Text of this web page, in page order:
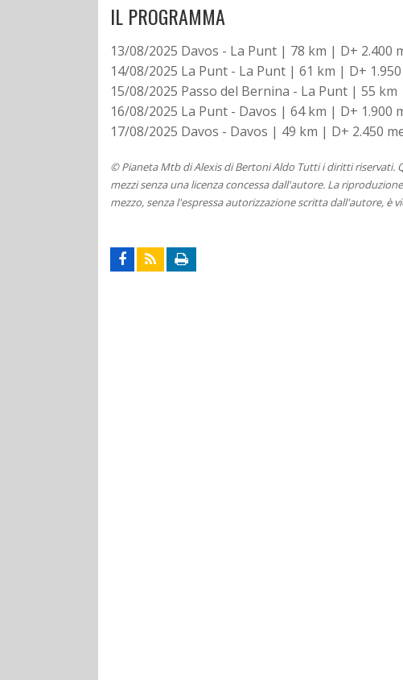
IL PROGRAMMA
13/08/2025 Davos - La Punt | 78 km | D+ 2.400
14/08/2025 La Punt - La Punt | 61 km | D+
15/08/2025 Passo del Bernina - La Punt | 55
16/08/2025 La Punt - Davos | 64 km | D+ 1.900
17/08/2025 Davos - Davos | 49 km | D+ 2.450
© Pianeta Mtb di Alexis di Bertoni Aldo Tutti i diritti
mezzi senza una licenza concessa dall'autore. La
mezzo, senza l'espressa autorizzazione scritta dall'autore, è